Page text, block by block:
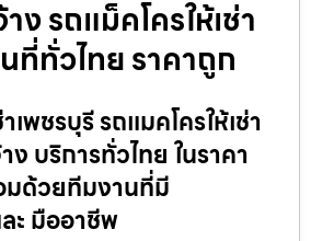
ง รถแม็คโครให้เช่า
ที่ทั่วไทย ราคาถูก
เพชรบุรี รถแมคโครให้เช่า
ง บริการทั่วไทย ในราคา
มด้วยทีมงานที่มี
ะ มืออาชีพ